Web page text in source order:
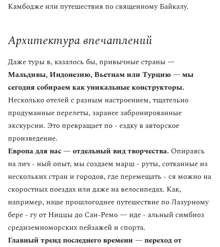
Камбодже или путешествия по священному Байкалу.
Архитектура впечатлений
Даже туры в, казалось бы, привычные страны —
Мальдивы, Индонезию, Вьетнам или Турцию — мы
сегодня собираем как уникальные конструкторы.
Несколько отелей с разным настроением, тщательно
продуманные перелеты, заранее забронированные
экскурсии. Это превращает по - ездку в авторское
произведение.
Европа для нас — отдельный вид творчества. Опираясь
на лич - ный опыт, мы создаем марш - руты, сотканные из
нескольких стран и городов, где перемещать - ся можно на
скоростных поездах или даже на велосипедах. Как,
например, наше прошлогоднее путешествие по Лазурному
бере - гу от Ниццы до Сан-Ремо — иде - альный симбиоз
средиземноморских пейзажей и спорта.
Главный тренд последнего времени — переход от